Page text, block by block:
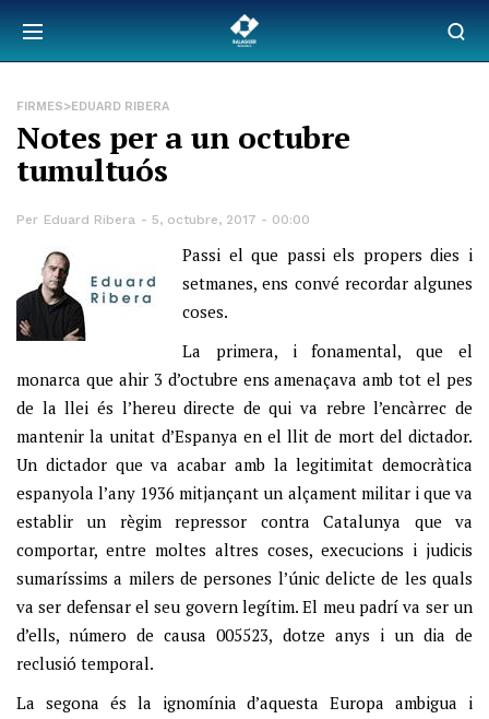
FIRMES>EDUARD RIBERA
Notes per a un octubre
tumultuós
Per Eduard Ribera 5, octubre, 2017 - 00:00
Passi el que passi els propers dies i
setmanes, ens convé recordar algunes
coses.
La primera, i fonamental, que el
monarca que ahir 3 d’octubre ens amenaçava amb tot el pes
de la llei és l’hereu directe de qui va rebre l’encàrrec de
mantenir la unitat d’Espanya en el llit de mort del dictador.
Un dictador que va acabar amb la legitimitat democràtica
espanyola l’any 1936 mitjançant un alçament militar i que va
establir un règim repressor contra Catalunya que va
comportar, entre moltes altres coses, execucions i judicis
sumaríssims a milers de persones l’únic delicte de les quals
va ser defensar el seu govern legítim. El meu padrí va ser un
d’ells, número de causa 005523, dotze anys i un dia de
reclusió temporal.
La segona és la ignomínia d’aquesta Europa ambigua i